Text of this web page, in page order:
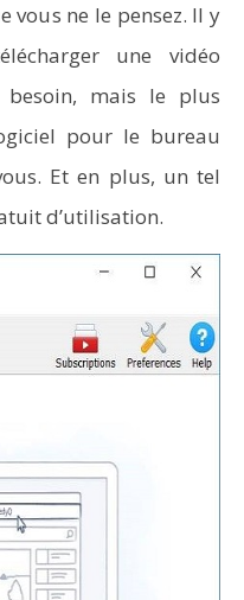
vous ne le pensez. Il y
une vidéo
besoin, mais le plus
pour le bureau
Et en plus, un tel
d’utilisation.